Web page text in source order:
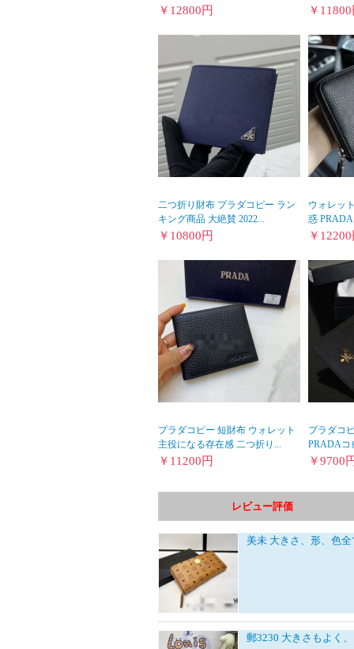
￥ 12800円 ￥ 11800
二つ折り財布 プラダコピー ラン
キング商品 大絶賛 2022...
￥ 10800円
ウォレッ
惑
￥ 12200
プラダコピー 短財布 ウォレット
主役になる存在感 二つ折り...
￥ 11200円
プラダコ
PRADAコ
￥9700
レビュー評価
美未 大きさ、形、色
郵3230 大きさもよく